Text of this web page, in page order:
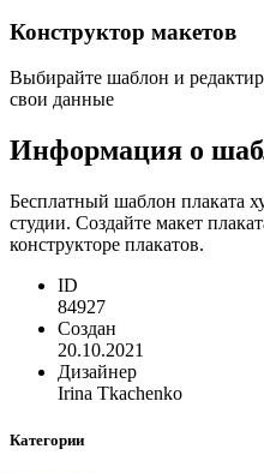
Конструктор макетов
Выбирайте шаблон и
свои данные
Информация о
Бесплатный шаблон плаката
студии. Создайте макет
конструкторе плакатов.
ID
84927
Создан
20.10.2021
Дизайнер
Irina Tkachenko
Категории